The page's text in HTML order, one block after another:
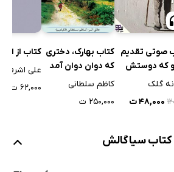
صوتی تقدیم
که دوستش
گلک
۴۸,۰۰۰ ت
کتاب بهارک، دختری
که دوان دوان آمد
کاظم سلطانی
۲۵۰,۰۰۰ ت
کتاب از
علی اشرف
۶۲,۰۰۰ ت
کتاب سیاگالش